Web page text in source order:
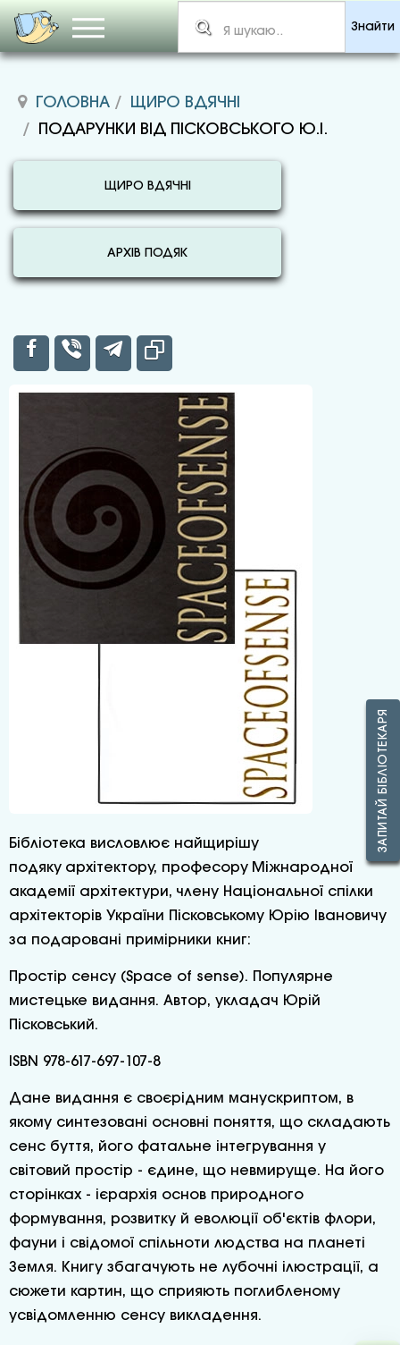
Знайти
ГОЛОВНА
ЩИРО ВДЯЧНІ
ПОДАРУНКИ ВІД ПІСКОВСЬКОГО Ю.І.
ЩИРО ВДЯЧНІ
АРХІВ ПОДЯК
Бібліотека висловлює найщирішу
подяку архітектору, професору Міжнародної
академії архітектури, члену Національної спілки
архітекторів України Пісковському Юрію Івановичу
за подаровані примірники книг:
Простір сенсу (Space of sense). Популярне
мистецьке видання. Автор, укладач Юрій
Пісковський.
ISBN 978-617-697-107-8
Дане видання є своєрідним манускриптом, в
якому синтезовані основні поняття, що складають
сенс буття, його фатальне інтегрування у
світовий простір - єдине, що невмируще. На його
сторінках - ієрархія основ природного
формування, розвитку й еволюції об'єктів флори,
фауни і свідомої спільноти людства на планеті
Земля. Книгу збагачують не лубочні ілюстрації, а
сюжети картин, що сприяють поглибленому
усвідомленню сенсу викладення.
ЗАПИТАЙ БІБЛІОТЕКАРЯ